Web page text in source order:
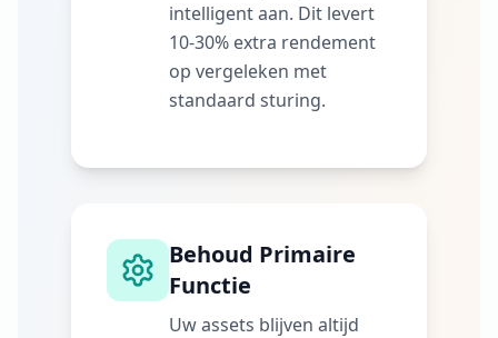
intelligent aan. Dit levert
10-30% extra rendement
op vergeleken met
standaard sturing.
Behoud Primaire
Functie
Uw assets blijven altijd